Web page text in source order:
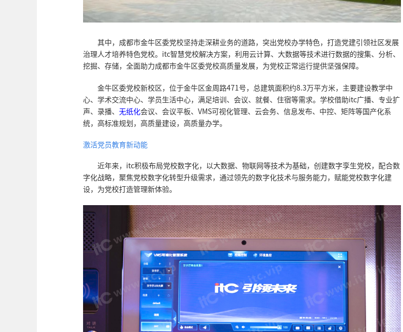
其中，成都市金牛区委党校坚持走深耕业务的道路，突出党校办学特色，打造党建引领社区发展
治理人才培养特色党校。itc智慧党校解决方案，利用云计算、大数据等技术进行数据的搜集、分析、
挖掘、存储，全面助力成都市金牛区委党校高质量发展，为党校正常运行提供坚强保障。
金牛区委党校新校区，位于金牛区金周路471号，总建筑面积约8.3万平方米，主要建设教学中
心、学术交流中心、学员生活中心，满足培训、会议、就餐、住宿等需求。学校借助itc广播、专业扩
声、录播、 无纸化会议、会议平板、VMS可视化管理、云会务、信息发布、中控、矩阵等国产化系
统，高标准规划，高质量建设，高质量办学。
激活党员教育新动能
近年来，itc积极布局党校数字化，以大数据、物联网等技术为基础，创建数字孪生党校，配合数
字化战略，聚焦党校数字化转型升级需求，通过领先的数字化技术与服务能力，赋能党校数字化建
设，为党校打造管理新体验。